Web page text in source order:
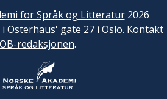
for Språk og Litteratur2026
Osterhaus' gate 27 i Oslo. Kontakt
redaksjonen.